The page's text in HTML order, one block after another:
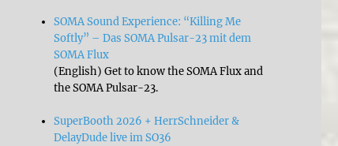
SOMA Sound Experience: “Killing Me
Softly” – Das SOMA Pulsar-23 mit dem
SOMA Flux
(English) Get to know the SOMA Flux and
the SOMA Pulsar-23.
SuperBooth 2026 + HerrSchneider &
DelayDude live im SO36